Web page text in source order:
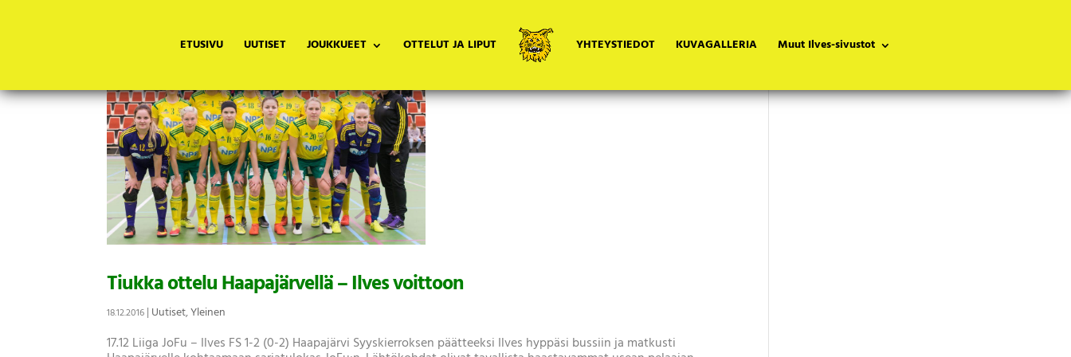
ETUSIVU UUTISET JOUKKUEET OTTELUT JA LIPUT YHTEYSTIEDOT KUVAGALLERIA Muut Ilves-sivustot
Tiukka ottelu Haapajärvellä – Ilves voittoon
18.12.2016 | Uutiset,Yleinen
17.12 Liiga JoFu – Ilves FS 1-2 (0-2) Haapajärvi Syyskierroksen päätteeksi Ilves hyppäsi bussiin ja matkusti